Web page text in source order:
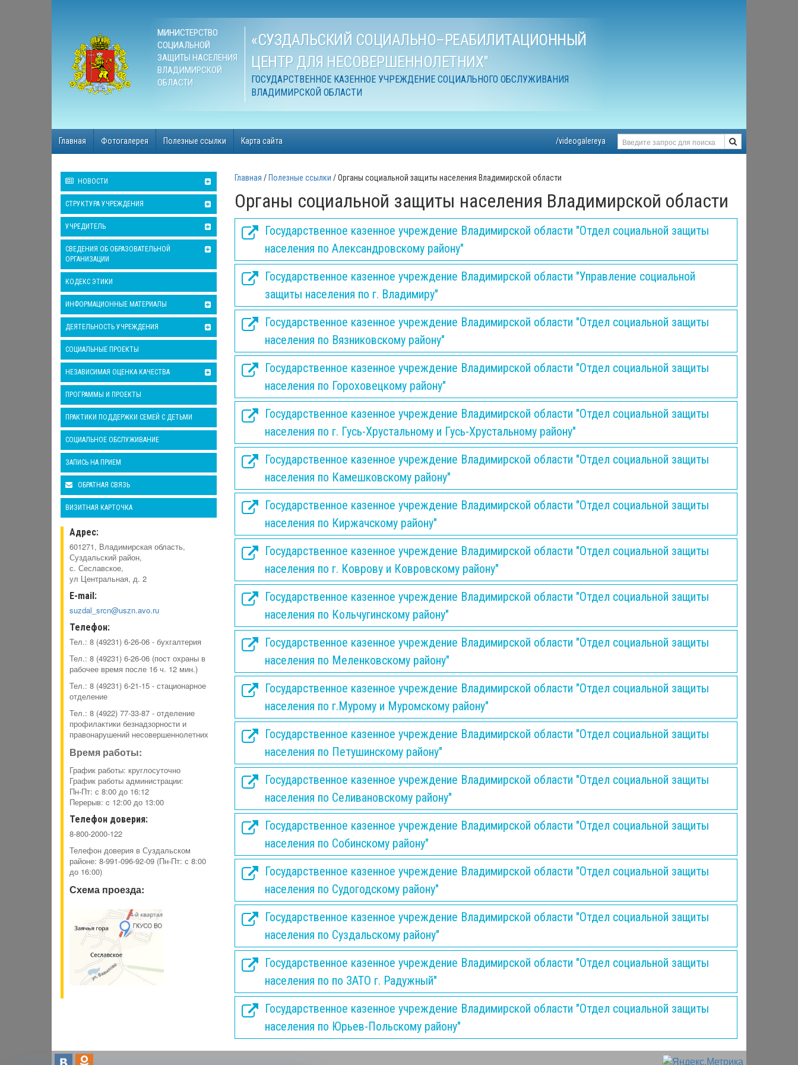
МИНИСТЕРСТВО
СОЦИАЛЬНОЙ
ЗАЩИТЫ НАСЕЛЕНИЯ
ВЛАДИМИРСКОЙ
ОБЛАСТИ
«СУЗДАЛЬСКИЙ СОЦИАЛЬНО–РЕАБИЛИТАЦИОННЫЙ
ЦЕНТР ДЛЯ НЕСОВЕРШЕННОЛЕТНИХ"
ГОСУДАРСТВЕННОЕ КАЗЕННОЕ УЧРЕЖДЕНИЕ СОЦИАЛЬНОГО ОБСЛУЖИВАНИЯ
ВЛАДИМИРСКОЙ ОБЛАСТИ
Главная Фотогалерея Полезные ссылки Карта сайта /videogalereya
НОВОСТИ
СТРУКТУРА УЧРЕЖДЕНИЯ
УЧРЕДИТЕЛЬ
СВЕДЕНИЯ ОБ ОБРАЗОВАТЕЛЬНОЙ
ОРГАНИЗАЦИИ
КОДЕКС ЭТИКИ
ИНФОРМАЦИОННЫЕ МАТЕРИАЛЫ
ДЕЯТЕЛЬНОСТЬ УЧРЕЖДЕНИЯ
СОЦИАЛЬНЫЕ ПРОЕКТЫ
НЕЗАВИСИМАЯ ОЦЕНКА КАЧЕСТВА
ПРОГРАММЫ И ПРОЕКТЫ
ПРАКТИКИ ПОДДЕРЖКИ СЕМЕЙ С ДЕТЬМИ
СОЦИАЛЬНОЕ ОБСЛУЖИВАНИЕ
ЗАПИСЬ НА ПРИЕМ
ОБРАТНАЯ СВЯЗЬ
ВИЗИТНАЯ КАРТОЧКА
Адрес:
601271, Владимирская область,
Суздальский район,
с. Сеславское,
ул Центральная, д. 2
E-mail:
suzdal_srcn@uszn.avo.ru
Телефон:
Тел.: 8 (49231) 6-26-06 - бухгалтерия
Тел.: 8 (49231) 6-26-06 (пост охраны в
рабочее время после 16 ч. 12 мин.)
Тел.: 8 (49231) 6-21-15 - стационарное
отделение
Тел.: 8 (4922) 77-33-87 - отделение
профилактики безнадзорности и
правонарушений несовершеннолетних
Время работы:
График работы: круглосуточно
График работы администрации:
Пн-Пт: с 8:00 до 16:12
Перерыв: c 12:00 до 13:00
Телефон доверия:
8-800-2000-122
Телефон доверия в Суздальском
районе: 8-991-096-92-09 (Пн-Пт: с 8:00
до 16:00)
Схема проезда:
Главная Полезные ссылки Органы социальной защиты населения Владимирской области
Органы социальной защиты населения Владимирской области
Государственное казенное учреждение Владимирской области "Отдел социальной защиты
населения по Александровскому району"
Государственное казенное учреждение Владимирской области "Управление социальной
защиты населения по г. Владимиру"
Государственное казенное учреждение Владимирской области "Отдел социальной защиты
населения по Вязниковскому району"
Государственное казенное учреждение Владимирской области "Отдел социальной защиты
населения по Гороховецкому району"
Государственное казенное учреждение Владимирской области "Отдел социальной защиты
населения по г. Гусь-Хрустальному и Гусь-Хрустальному району"
Государственное казенное учреждение Владимирской области "Отдел социальной защиты
населения по Камешковскому району"
Государственное казенное учреждение Владимирской области "Отдел социальной защиты
населения по Киржачскому району"
Государственное казенное учреждение Владимирской области "Отдел социальной защиты
населения по г. Коврову и Ковровскому району"
Государственное казенное учреждение Владимирской области "Отдел социальной защиты
населения по Кольчугинскому району"
Государственное казенное учреждение Владимирской области "Отдел социальной защиты
населения по Меленковскому району"
Государственное казенное учреждение Владимирской области "Отдел социальной защиты
населения по г.Мурому и Муромскому району"
Государственное казенное учреждение Владимирской области "Отдел социальной защиты
населения по Петушинскому району"
Государственное казенное учреждение Владимирской области "Отдел социальной защиты
населения по Селивановскому району"
Государственное казенное учреждение Владимирской области "Отдел социальной защиты
населения по Собинскому району"
Государственное казенное учреждение Владимирской области "Отдел социальной защиты
населения по Судогодскому району"
Государственное казенное учреждение Владимирской области "Отдел социальной защиты
населения по Суздальскому району"
Государственное казенное учреждение Владимирской области "Отдел социальной защиты
населения по по ЗАТО г. Радужный"
Государственное казенное учреждение Владимирской области "Отдел социальной защиты
населения по Юрьев-Польскому району"